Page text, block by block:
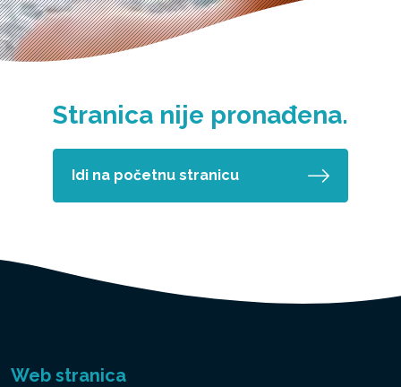
Stranica nije pronađena.
Idi na početnu stranicu
Web stranica